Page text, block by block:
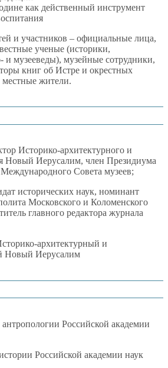
как действенный инструмент
и участников – официальные лица,
ученые (историки,
и музееведы), музейные сотрудники,
книг об Истре и окрестных
местные жители.
Историко-архитектурного и
Новый Иерусалим, член Президиума
Совета музеев;
исторических наук, номинант
Московского и Коломенского
главного редактора журнала
архитектурный и
Новый Иерусалим
Российской академии
Российской академии наук